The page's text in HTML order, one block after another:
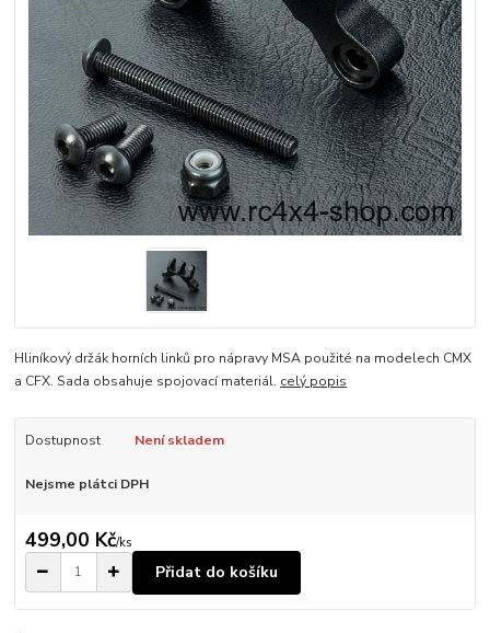
Hliníkový držák horních linků pro nápravy MSA použité na modelech CMX
a CFX. Sada obsahuje spojovací materiál. celý popis
Dostupnost Není skladem
Nejsme plátci DPH
499,00 Kč/ks
Přidat do košíku